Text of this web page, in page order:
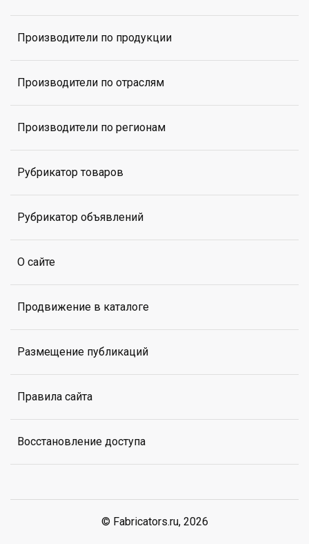
Производители по продукции
Производители по отраслям
Производители по регионам
Рубрикатор товаров
Рубрикатор объявлений
О сайте
Продвижение в каталоге
Размещение публикаций
Правила сайта
Восстановление доступа
© Fabricators.ru, 2026